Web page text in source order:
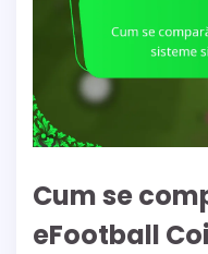
Cum se
eFootball